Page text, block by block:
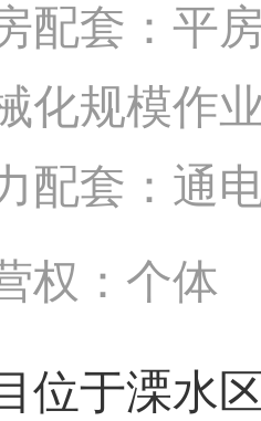
配套：平
化规模作
配套：通
权：个体
位于溧水